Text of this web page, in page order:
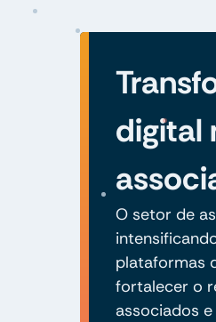
digital
O setor de
plataformas
fortalecer o
associados